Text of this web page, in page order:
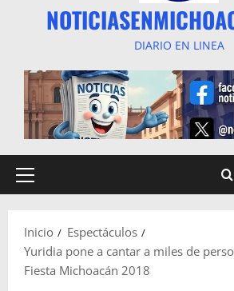
DIARIO EN LINEA
Menú
Inicio
Espectáculos
Yuridia pone a cantar a miles de
Fiesta Michoacán 2018